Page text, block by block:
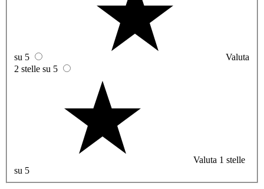
su 5
Valuta
2 stelle su 5
Valuta 1 stelle
su 5